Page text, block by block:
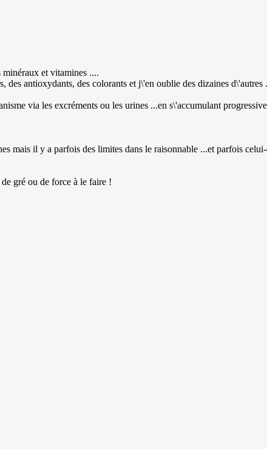
et vitamines ....
antioxydants, des colorants et j\'en oublie des dizaines d\'autres
via les excréments ou les urines ...en s\'accumulant
mais il y a parfois des limites dans le raisonnable ...et parfois
gré ou de force à le faire !